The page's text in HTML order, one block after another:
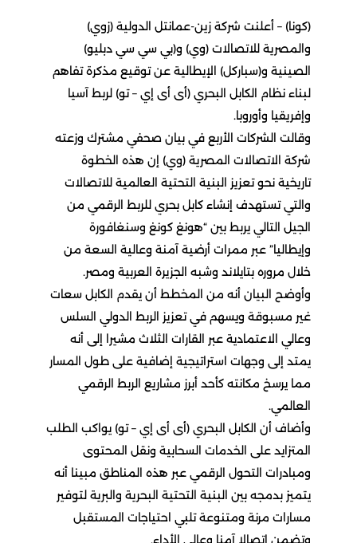
(كونا) – أعلنت شركة زين-عمانتل الدولية (زوي)
والمصرية للاتصالات (وي) و(بي سي سي دبليو)
الصينية و(سباركل) الإيطالية عن توقيع مذكرة تفاهم
لبناء نظام الكابل البحري (أى أى إي – تو) لربط آسيا
وإفريقيا وأوروبا.
وقالت الشركات الأربع في بيان صحفي مشترك وزعته
شركة الاتصالات المصرية (وي) إن هذه الخطوة
تاريخية نحو تعزيز البنية التحتية العالمية للاتصالات
والتي تستهدف إنشاء كابل بحري للربط الرقمي من
الجيل التالي يربط بين “هونغ كونغ وسنغافورة
وإيطاليا” عبر ممرات أرضية آمنة وعالية السعة من
خلال مروره بتايلاند وشبه الجزيرة العربية ومصر.
وأوضح البيان أنه من المخطط أن يقدم الكابل سعات
غير مسبوقة ويسهم في تعزيز الربط الدولي السلس
وعالي الاعتمادية عبر القارات الثلاث مشيرا إلى أنه
يمتد إلى وجهات استراتيجية إضافية على طول المسار
مما يرسخ مكانته كأحد أبرز مشاريع الربط الرقمي
العالمي.
وأضاف أن الكابل البحري (أى أى إي – تو) يواكب الطلب
المتزايد على الخدمات السحابية ونقل المحتوى
ومبادرات التحول الرقمي عبر هذه المناطق مبينا أنه
يتميز بدمجه بين البنية التحتية البحرية والبرية لتوفير
مسارات مرنة ومتنوعة تلبي احتياجات المستقبل